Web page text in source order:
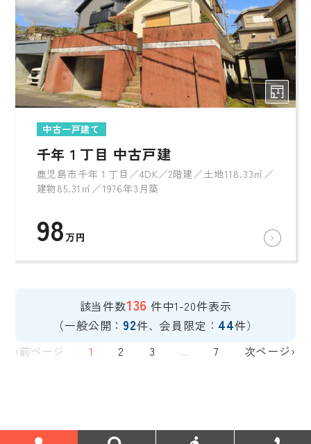
中古一戸建て
千年１丁目 中古戸建
鹿児島市千年１丁目／4DK／2階建／土地118.33㎡／
建物85.31㎡／1976年3月築
98万円
該当件数136 件中1-20件表示
（一般公開： 92件、会員限定： 44件）
‹前ページ
1 2 3 ... 7 次ページ›